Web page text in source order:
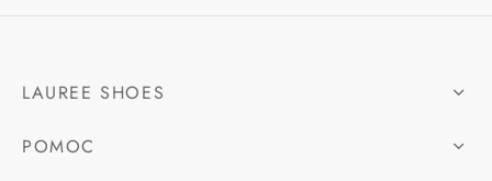
LAUREE SHOES
POMOC